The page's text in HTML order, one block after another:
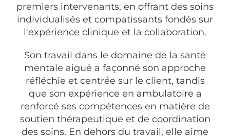
premiers intervenants, en offrant des soins
individualisés et compatissants fondés sur
l'expérience clinique et la collaboration.
Son travail dans le domaine de la santé
mentale aiguë a façonné son approche
réfléchie et centrée sur le client, tandis
que son expérience en ambulatoire a
renforcé ses compétences en matière de
soutien thérapeutique et de coordination
des soins. En dehors du travail, elle aime